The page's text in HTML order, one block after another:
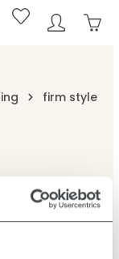
firm style
Halt und